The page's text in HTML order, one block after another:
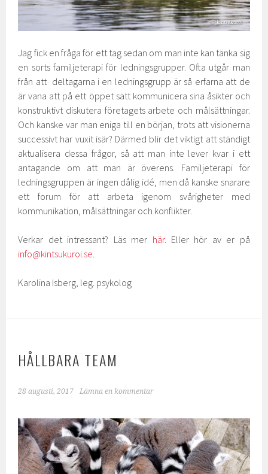
Jag fick en fråga för ett tag sedan om man inte kan tänka sig
en sorts familjeterapi för ledningsgrupper. Ofta utgår man
från att deltagarna i en ledningsgrupp är så erfarna att de
är vana att på ett öppet sätt kommunicera sina åsikter och
konstruktivt diskutera företagets arbete och målsättningar.
Och kanske var man eniga till en början, trots att visionerna
successivt har vuxit isär? Därmed blir det viktigt att ständigt
aktualisera dessa frågor, så att man inte lever kvar i ett
antagande om att man är överens. Familjeterapi för
ledningsgruppen är ingen dålig idé, men då kanske snarare
ett forum för att arbeta igenom svårigheter med
kommunikation, målsättningar och konflikter.
Verkar det intressant? Läs mer här. Eller hör av er på
info@kintsukuroi.se.
Karolina Isberg, leg. psykolog
HÅLLBARA TEAM
28 augusti, 2017 Lämna en kommentar